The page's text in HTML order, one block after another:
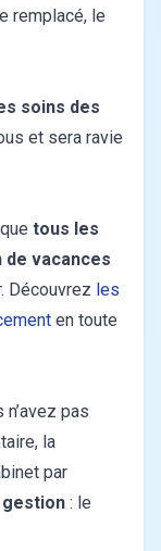
remplacé, le
soins des
et sera ravie
tous les
vacances
Découvrez les
en toute
n’avez pas
la
par
gestion : le